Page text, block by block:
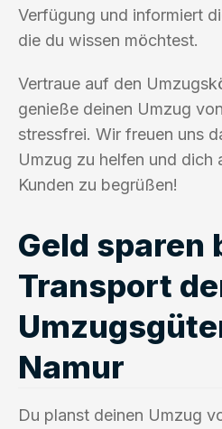
Verfügung und informiert
die du wissen möchtest.
Vertraue auf den
genieße deinen Umzug
stressfrei. Wir freuen uns
Umzug zu helfen und dich
Kunden zu begrüßen!
Geld sparen
Transport
Namur
Du planst deinen Umzug